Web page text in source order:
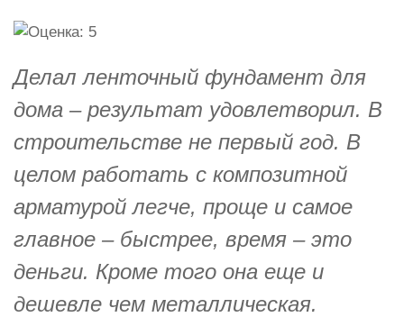
Делал ленточный фундамент для
дома – результат удовлетворил. В
строительстве не первый год. В
целом работать с композитной
арматурой легче, проще и самое
главное – быстрее, время – это
деньги. Кроме того она еще и
дешевле чем металлическая.